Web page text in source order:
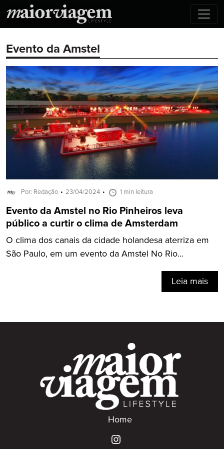
Evento da Amstel
Por: Redação 23/04/2024 1 min leitura
Evento da Amstel no Rio Pinheiros leva
público a curtir o clima de Amsterdam
O clima dos canais da cidade holandesa aterriza em
São Paulo, em um evento da Amstel No Rio...
Leia mais
Home